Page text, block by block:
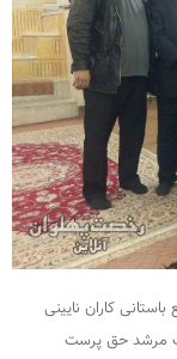
کاران نایینی
مرشد حق پرست